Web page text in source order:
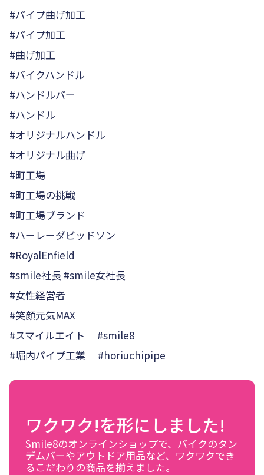
#パイプ曲げ加工
#パイプ加工
#曲げ加工
#バイクハンドル
#ハンドルバー
#ハンドル
#オリジナルハンドル
#オリジナル曲げ
#町工場
#町工場の挑戦
#町工場ブランド
#ハーレーダビッドソン
#RoyalEnfield
#smile社長 #smile女社長
#女性経営者
#笑顔元気MAX
#スマイルエイト #smile8
#堀内パイプ工業 #horiuchipipe
ワクワク!を形にしました!
Smile8のオンラインショップで、バイクのタン
デムバーやアウトドア用品など、ワクワクでき
るこだわりの商品を揃えました。